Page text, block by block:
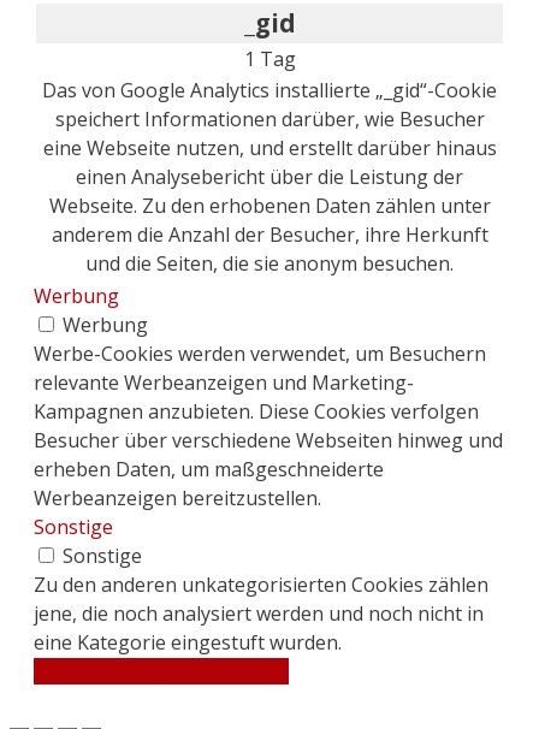
_gid
1 Tag
Das von Google Analytics installierte „_gid“-Cookie
speichert Informationen darüber, wie Besucher
eine Webseite nutzen, und erstellt darüber hinaus
einen Analysebericht über die Leistung der
Webseite. Zu den erhobenen Daten zählen unter
anderem die Anzahl der Besucher, ihre Herkunft
und die Seiten, die sie anonym besuchen.
Werbung
Werbung
Werbe-Cookies werden verwendet, um Besuchern
relevante Werbeanzeigen und Marketing-
Kampagnen anzubieten. Diese Cookies verfolgen
Besucher über verschiedene Webseiten hinweg und
erheben Daten, um maßgeschneiderte
Werbeanzeigen bereitzustellen.
Sonstige
Sonstige
Zu den anderen unkategorisierten Cookies zählen
jene, die noch analysiert werden und noch nicht in
eine Kategorie eingestuft wurden.